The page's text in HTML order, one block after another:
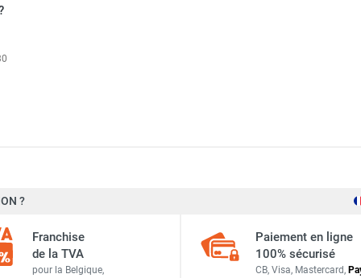
0,45 A
85-95
Vorticel E VHIBPM254 - VORTICE-AXELAIR
?
Franchise
de la TVA
pour la Belgique,
Paiement en ligne
100% sécurisé
CB, Visa, Mastercard,